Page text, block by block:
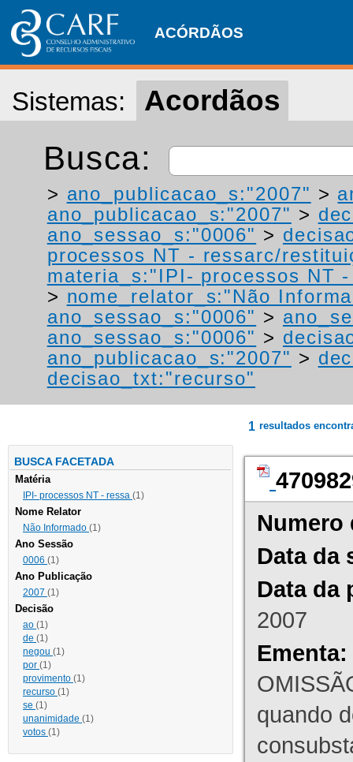
ACÓRDÃOS
Sistemas: Acordãos
Busca:
> ano_publicacao_s:"2007" >
ano_publicacao_s:"2007" >
ano_sessao_s:"0006" >
processos NT - ressarc/
materia_s:"IPI- processos NT
> nome_relator_s:"Não
ano_sessao_s:"0006" >
ano_sessao_s:"0006" >
ano_publicacao_s:"2007" >
decisao_txt:"recurso"
BUSCA FACETADA
Matéria
IPI- processos NT - ressa (1)
Nome Relator
Não Informado (1)
Ano Sessão
0006 (1)
Ano Publicação
2007 (1)
Decisão
ao (1)
de (1)
negou (1)
por (1)
provimento (1)
recurso (1)
se (1)
unanimidade (1)
votos (1)
1 resultados
Numero
Data da
Data da
2007
Ementa:
quando